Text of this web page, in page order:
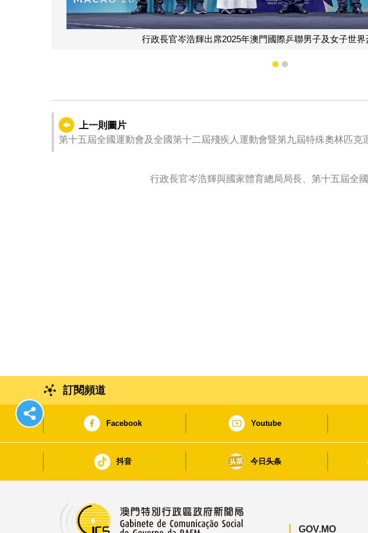
2025年澳門國際乒聯男子及女子世界盃頒獎儀式。
1 2
上一則圖片
第十五屆全國運動會及全國第十二屆殘疾人運動會暨第九屆特殊奧林匹克
行政長官岑浩輝與國家體育總局局長、第十五屆全
訂閱頻道
Facebook Youtube
抖音 今日头条
GOV.MO